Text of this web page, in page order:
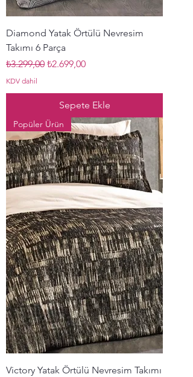
Diamond Yatak Örtülü Nevresim
Takımı 6 Parça
Normal Fiyat
₺3.299,00 İndirimli Fiyat
₺2.699,00
KDV dahil
Sepete Ekle
Popüler Ürün
Victory Yatak Örtülü Nevresim Takımı